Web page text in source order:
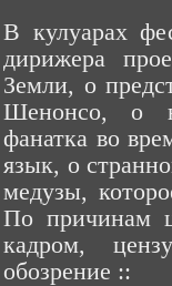
В кулуарах
дирижера
Земли, о
Шенонсо, о
фанатка во
язык, о
медузы,
По причинам
кадром,
обозрение ::